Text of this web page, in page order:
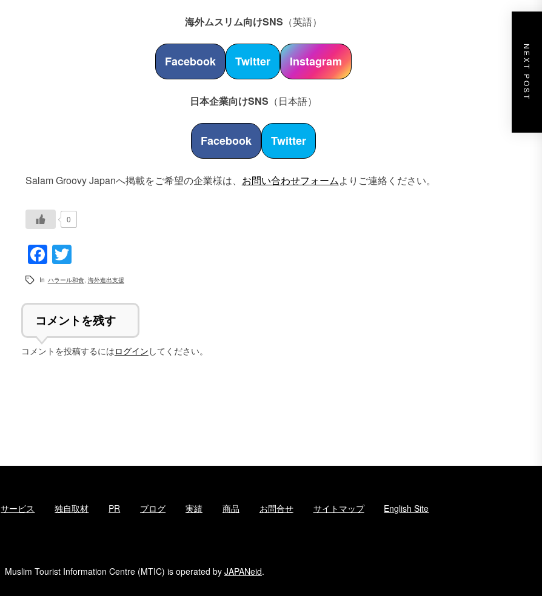
海外ムスリム向けSNS （英語）
Facebook Twitter Instagram
日本企業向けSNS （日本語）
Facebook Twitter
Salam Groovy Japanへ掲載をご希望の企業様は、 お問い合わせフォームよりご連絡ください。
0
Facebook
Twitter
In ハラール和食, 海外進出支援
コメントを残す
コメントを投稿するにはログインしてください。
NEXT POST
サービス 独自取材 PR ブログ 実績 商品 お問合せ サイトマップ English Site
Muslim Tourist Information Centre (MTIC) is operated by JAPANeid.